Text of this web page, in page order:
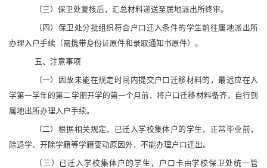
（三）保卫处复核后，汇总材料递送至属地派出所终审。
（四）保卫处分批组织符合户口迁入条件的学生前往属地派出所
办理入户手续（需携带身份证原件和录取通知书原件）。
五、注意事项
（一）因故未能在规定时间内提交户口迁移材料的，最迟应在入
学第一学年的第二学期开学的第一个月前，将户口迁移材料备齐，自行到
属地出所办理入户手续。
（二）根据相关规定，已迁入学校集体户的学生，正常毕业前，
除退学、开除学籍等学籍变动原因外，不能办理户口迁出。
（三）已迁入学校集体户的学生，户口卡由学校保卫处统一管